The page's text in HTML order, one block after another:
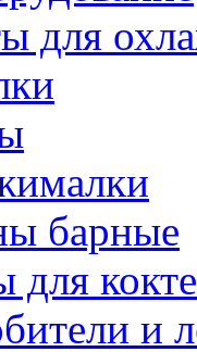
для
барные
и